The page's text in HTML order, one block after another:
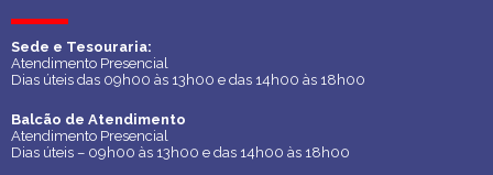
Sede e Tesouraria:
Atendimento Presencial
Dias úteis das 09h00 às 13h00 e das 14h00 às 18h00
Sede e Tesouraria:
Atendimento Presencial
Dias úteis das 09h00 às 13h00 e das 14h00 às 18h00
Balcão de Atendimento
Atendimento Presencial
Dias úteis – 09h00 às 13h00 e das 14h00 às 18h00
Balcão de Atendimento
Atendimento Presencial
Dias úteis – 09h00 às 13h00 e das 14h00 às 18h00